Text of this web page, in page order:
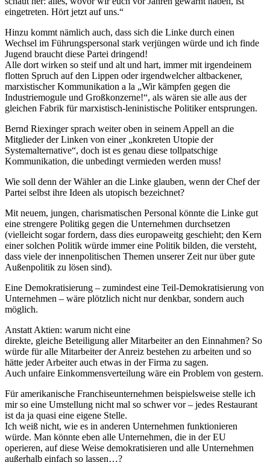
eingetreten. Hört jetzt auf uns.“
Hinzu kommt nämlich auch, dass sich die Linke durch einen
Wechsel im Führungspersonal stark verjüngen würde und ich finde
Jugend braucht diese Partei dringend!
Alle dort wirken so steif und alt und hart, immer mit irgendeinem
flotten Spruch auf den Lippen oder irgendwelcher altbackener,
marxistischer Kommunikation a la „Wir kämpfen gegen die
Industriemogule und Großkonzerne!“, als wären sie alle aus der
gleichen Fabrik für marxistisch-leninistische Politiker entsprungen.
Bernd Riexinger sprach weiter oben in seinem Appell an die
Mitglieder der Linken von einer „konkreten Utopie der
Systemalternative“, doch ist es genau diese tollpatschige
Kommunikation, die unbedingt vermieden werden muss!
Wie soll denn der Wähler an die Linke glauben, wenn der Chef der
Partei selbst ihre Ideen als utopisch bezeichnet?
Mit neuem, jungen, charismatischen Personal könnte die Linke gut
eine strengere Politikg gegen die Unternehmen durchsetzen
(vielleicht sogar fordern, dass dies europaweitg geschieht; den Kern
einer solchen Politik würde immer eine Politik bilden, die versteht,
dass viele der innenpolitischen Themen unserer Zeit nur über gute
Außenpolitik zu lösen sind).
Eine Demokratisierung – zumindest eine Teil-Demokratisierung von
Unternehmen – wäre plötzlich nicht nur denkbar, sondern auch
möglich.
Anstatt Aktien: warum nicht eine
direkte, gleiche Beteiligung aller Mitarbeiter an den Einnahmen? So
würde für alle Mitarbeiter der Anreiz bestehen zu arbeiten und so
hätte jeder Arbeiter auch etwas in der Firma zu sagen.
Auch unfaire Einkommensverteilung wäre ein Problem von gestern.
Für amerikanische Franchiseunternehmen beispielsweise stelle ich
mir so eine Umstellung nicht mal so schwer vor – jedes Restaurant
ist da ja quasi eine eigene Stelle.
Ich weiß nicht, wie es in anderen Unternehmen funktionieren
würde. Man könnte eben alle Unternehmen, die in der EU
operieren, auf diese Weise demokratisieren und alle Unternehmen
außerhalb einfach so lassen…?